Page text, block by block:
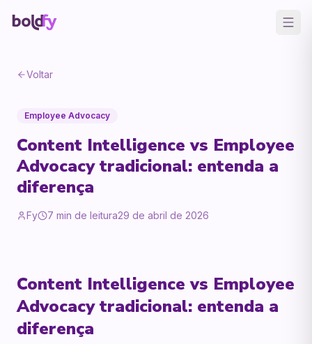
Voltar
Employee Advocacy
Content Intelligence vs Employee
Advocacy tradicional: entenda a
diferença
Fy 7 min de leitura29 de abril de 2026
Content Intelligence vs Employee
Advocacy tradicional: entenda a
diferença